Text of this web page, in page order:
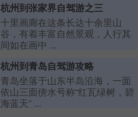
杭州到张家界自驾游之三
十里画廊在这条长达十余里山
谷，有着丰富自然景观，人行其
间如在画中 ...
杭州到青岛自驾游攻略
青岛坐落于山东半岛沿海，一面
依山三面傍水号称“红瓦绿树，碧
海蓝天” ...